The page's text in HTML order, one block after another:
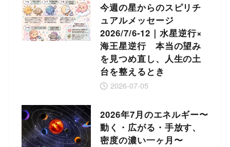
今週の星からのスピリチ
ュアルメッセージ
2026/7/6-12｜水星逆行×
海王星逆行 本当の望み
を見つめ直し、人生の土
台を整えるとき
2026-07-05
2026年7月のエネルギー〜
動く・広がる・手放す、
密度の濃い一ヶ月〜